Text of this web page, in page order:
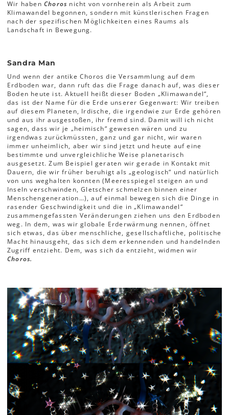
Wir haben Choros nicht von vornherein als Arbeit zum
Klimawandel begonnen, sondern mit künstlerischen Fragen
nach der spezifischen Möglichkeiten eines Raums als
Landschaft in Bewegung.
Sandra Man
Und wenn der antike Choros die Versammlung auf dem
Erdboden war, dann ruft das die Frage danach auf, was dieser
Boden heute ist. Aktuell heißt dieser Boden „Klimawandel“,
das ist der Name für die Erde unserer Gegenwart: Wir treiben
auf diesem Planeten, Irdische, die irgendwie zur Erde gehören
und aus ihr ausgestoßen, ihr fremd sind. Damit will ich nicht
sagen, dass wir je „heimisch“ gewesen wären und zu
irgendwas zurückmüssten, ganz und gar nicht, wir waren
immer unheimlich, aber wir sind jetzt und heute auf eine
bestimmte und unvergleichliche Weise planetarisch
ausgesetzt. Zum Beispiel geraten wir gerade in Kontakt mit
Dauern, die wir früher beruhigt als „geologisch“ und natürlich
von uns weghalten konnten (Meeresspiegel steigen an und
Inseln verschwinden, Gletscher schmelzen binnen einer
Menschengeneration…), auf einmal bewegen sich die Dinge in
rasender Geschwindigkeit und die in „Klimawandel“
zusammengefassten Veränderungen ziehen uns den Erdboden
weg. In dem, was wir globale Erderwärmung nennen, öffnet
sich etwas, das über menschliche, gesellschaftliche, politische
Macht hinausgeht, das sich dem erkennenden und handelnden
Zugriff entzieht. Dem, was sich da entzieht, widmen wir
Choros.